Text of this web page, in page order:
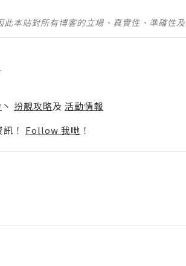
本站對所有博客的立場、真實性、準確性
丶 扮靚攻略及 活動情報
！ Follow 我哋 ！